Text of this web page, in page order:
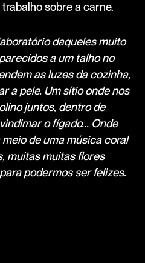
sobre a carne.
daqueles muito
a um talho no
as luzes da cozinha,
a pele. Um sítio onde nos
juntos, dentro de
o fígado... Onde
de uma música coral
muitas muitas flores
podermos ser felizes.